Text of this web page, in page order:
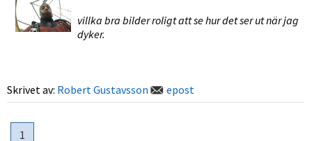
villka bra bilder roligt att se hur det ser ut när jag
dyker.
Skrivet av: Robert Gustavsson epost
1